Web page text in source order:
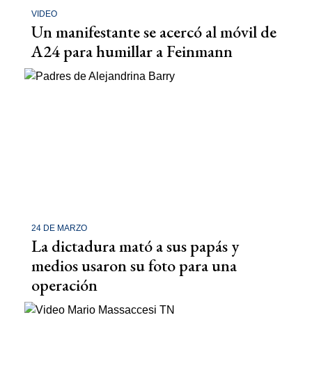
VIDEO
Un manifestante se acercó al móvil de
A24 para humillar a Feinmann
24 DE MARZO
La dictadura mató a sus papás y
medios usaron su foto para una
operación